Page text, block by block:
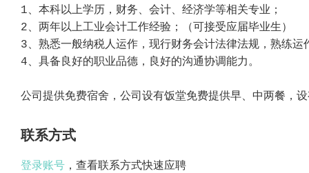
1、本科以上学历，财务、会计、经济学等相关专业；
2、两年以上工业会计工作经验；（可接受应届毕业生）
3、熟悉一般纳税人运作，现行财务会计法律法规，熟练运
4、具备良好的职业品德，良好的沟通协调能力。
公司提供免费宿舍，公司设有饭堂免费提供早、中两餐，
联系方式
登录账号 ，查看联系方式快速应聘